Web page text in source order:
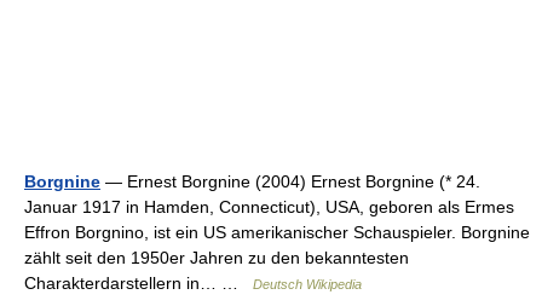
Borgnine — Ernest Borgnine (2004) Ernest Borgnine (* 24.
Januar 1917 in Hamden, Connecticut), USA, geboren als Ermes
Effron Borgnino, ist ein US amerikanischer Schauspieler. Borgnine
zählt seit den 1950er Jahren zu den bekanntesten
Charakterdarstellern in… …
Deutsch Wikipedia